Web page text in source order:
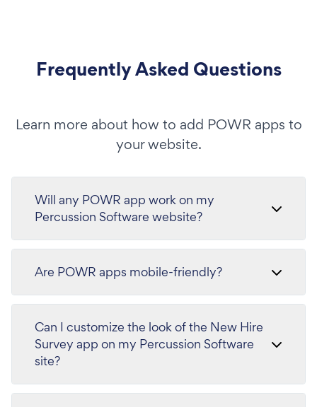
Frequently Asked Questions
Learn more about how to add POWR apps to
your website.
Will any POWR app work on my
Percussion Software website?
Are POWR apps mobile-friendly?
Can I customize the look of the New Hire
Survey app on my Percussion Software
site?